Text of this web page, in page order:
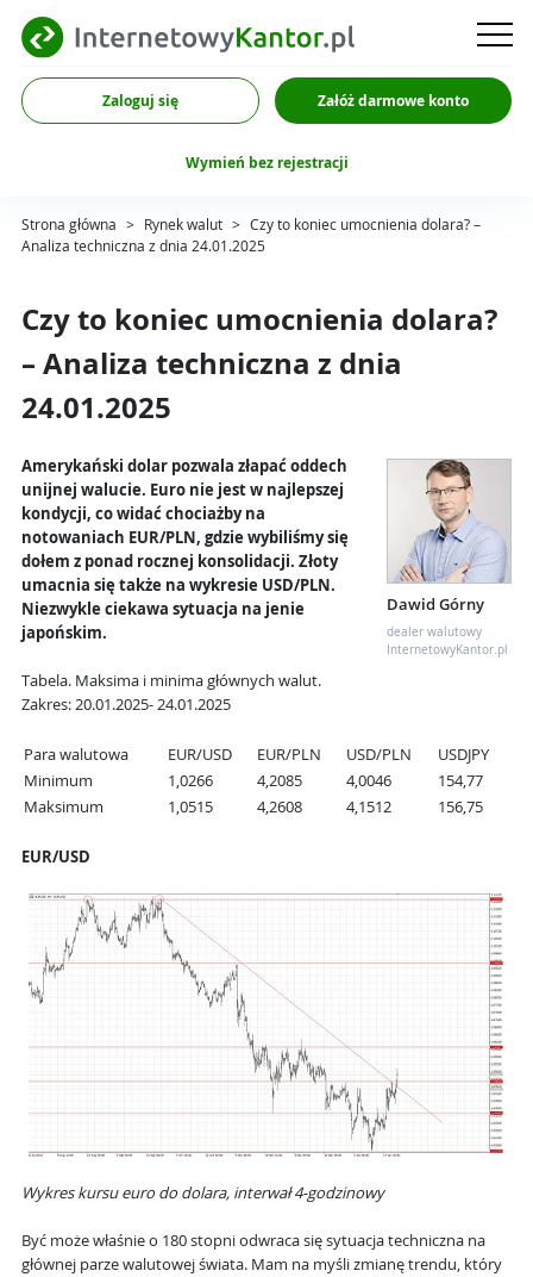
Zaloguj się Załóż darmowe konto
Wymień bez rejestracji
Strona główna > Rynek walut > Czy to koniec umocnienia dolara? –
Analiza techniczna z dnia 24.01.2025
Czy to koniec umocnienia dolara?
– Analiza techniczna z dnia
24.01.2025
Dawid Górny
dealer walutowy
InternetowyKantor.pl
Amerykański dolar pozwala złapać oddech
unijnej walucie. Euro nie jest w najlepszej
kondycji, co widać chociażby na
notowaniach EUR/PLN, gdzie wybiliśmy się
dołem z ponad rocznej konsolidacji. Złoty
umacnia się także na wykresie USD/PLN.
Niezwykle ciekawa sytuacja na jenie
japońskim.
Tabela. Maksima i minima głównych walut.
Zakres: 20.01.2025- 24.01.2025
Para walutowa EUR/USD EUR/PLN USD/PLN
USDJPY
Minimum
1,0266 4,2085 4,0046
154,77
Maksimum
1,0515 4,2608 4,1512 156,75
EUR/USD
Wykres kursu euro do dolara, interwał 4-godzinowy
Być może właśnie o 180 stopni odwraca się sytuacja techniczna na
głównej parze walutowej świata. Mam na myśli zmianę trendu, który